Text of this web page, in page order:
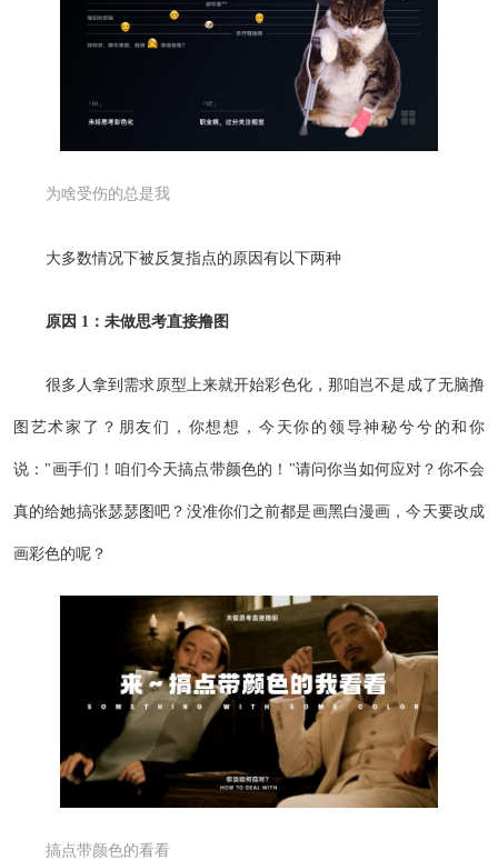
为啥受伤的总是我
大多数情况下被反复指点的原因有以下两种
原因 1：未做思考直接撸图
很多人拿到需求原型上来就开始彩色化，那咱岂不是成了无脑撸
图艺术家了？朋友们，你想想，今天你的领导神秘兮兮的和你
说："画手们！咱们今天搞点带颜色的！"请问你当如何应对？你不会
真的给她搞张瑟瑟图吧？没准你们之前都是画黑白漫画，今天要改成
画彩色的呢？
搞点带颜色的看看